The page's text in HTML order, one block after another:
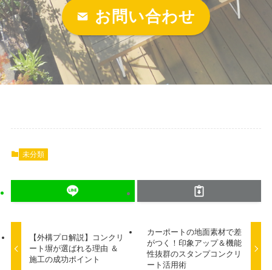
お問い合わせ
未分類
【外構プロ解説】コンクリ
ート塀が選ばれる理由 ＆
施工の成功ポイント
カーポートの地面素材で差
がつく！印象アップ＆機能
性抜群のスタンプコンクリ
ート活用術